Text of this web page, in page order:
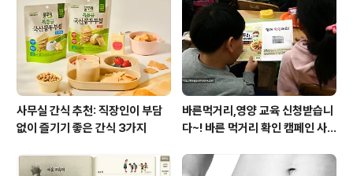
사무실 간식 추천: 직장인이 부담
없이 즐기기 좋은 간식 3가지
바른먹거리,영양 교육 신청받습니
다~! 바른 먹거리 확인 캠페인 사